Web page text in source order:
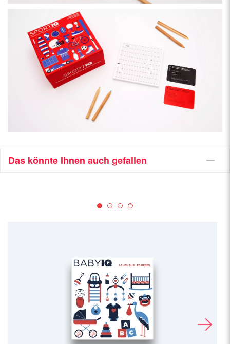
Das könnte Ihnen auch gefallen